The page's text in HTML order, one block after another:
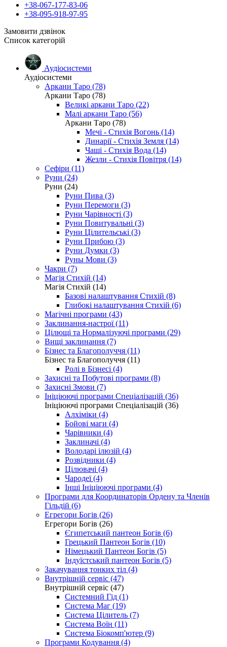
+38-067-177-83-06
+38-095-918-97-95
Замовити дзвінок
Список категорій
Аудіосистеми
Аудіосистеми
Аркани Таро (78)
Аркани Таро (78)
Великі аркани Таро (22)
Малі аркани Таро (56)
Аркани Таро (78)
Мечі - Стихія Вогонь (14)
Динарії - Стихія Земля (14)
Чаші - Стихія Вода (14)
Жезли - Стихія Повітря (14)
Сефіри (11)
Руни (24)
Руни (24)
Руни Пива (3)
Руни Перемоги (3)
Руни Чарівності (3)
Руни Повитувальні (3)
Руни Цілительські (3)
Руни Прибою (3)
Руни Думки (3)
Руны Мови (3)
Чакри (7)
Магія Стихій (14)
Магія Стихій (14)
Базові налаштування Стихій (8)
Глибокі налаштування Стихій (6)
Магічні програми (43)
Заклинання-настрої (11)
Цілющі та Нормалізуючі програми (29)
Вищі заклинання (7)
Бізнес та Благополуччя (11)
Бізнес та Благополуччя (11)
Ролі в Бізнесі (4)
Захисні та Побутові програми (8)
Захисні Змови (7)
Ініціюючі програми Спеціалізацій (36)
Ініціюючі програми Спеціалізацій (36)
Алхіміки (4)
Бойові маги (4)
Чарівники (4)
Заклиначі (4)
Володарі ілюзій (4)
Розвідники (4)
Цілювачі (4)
Чародеї (4)
Інші Ініціюючі програми (4)
Програми для Координаторів Ордену та Членів
Гільдій (6)
Егрегори Богів (26)
Егрегори Богів (26)
Єгипетський пантеон Богів (6)
Грецький Пантеон Богів (10)
Німецький Пантеон Богів (5)
Індуїстський пантеон Богів (5)
Закачування тонких тіл (4)
Внутрішній сервіс (47)
Внутрішній сервіс (47)
Системний Гід (1)
Система Маг (19)
Система Цілитель (7)
Система Воїн (11)
Система Біокомп'ютер (9)
Програми Кодування (4)